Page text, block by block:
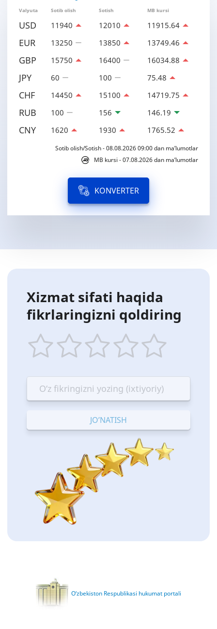
Valyuta Sotib olish Sotish MB kursi
USD 11940 12010 11915.64
EUR 13250 13850 13749.46
GBP 15750 16400 16034.88
JPY 60 100 75.48
CHF 14450 15100 14719.75
RUB 100 156 146.19
CNY 1620 1930 1765.52
Sotib olish/Sotish - 08.08.2026 09:00 dan ma’lumotlar
MB kursi - 07.08.2026 dan ma’lumotlar
KONVERTER
Xizmat sifati haqida
fikrlaringizni qoldiring
star
Terrible
stars
—
Bad
stars
—
OK
stars
—
Good
stars
—
Excellent
O‘zbekiston Respublikasi hukumat portali